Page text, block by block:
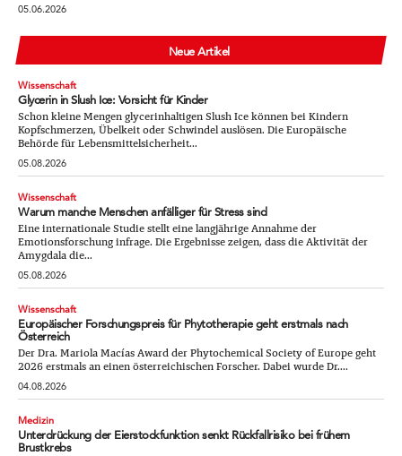
05.06.2026
Neue Artikel
Wissenschaft
Glycerin in Slush Ice: Vorsicht für Kinder
Schon kleine Mengen glycerinhaltigen Slush Ice können bei Kindern
Kopfschmerzen, Übelkeit oder Schwindel auslösen. Die Europäische
Behörde für Lebensmittelsicherheit...
05.08.2026
Wissenschaft
Warum manche Menschen anfälliger für Stress sind
Eine internationale Studie stellt eine langjährige Annahme der
Emotionsforschung infrage. Die Ergebnisse zeigen, dass die Aktivität der
Amygdala die...
05.08.2026
Wissenschaft
Europäischer Forschungspreis für Phytotherapie geht erstmals nach
Österreich
Der Dra. Mariola Macías Award der Phytochemical Society of Europe geht
2026 erstmals an einen österreichischen Forscher. Dabei wurde Dr....
04.08.2026
Medizin
Unterdrückung der Eierstockfunktion senkt Rückfallrisiko bei frühem
Brustkrebs